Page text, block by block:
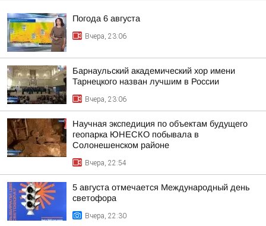
Погода 6 августа
Вчера, 23:06
Барнаульский академический хор имени
Тарнецкого назван лучшим в России
Вчера, 23:06
Научная экспедиция по объектам будущего
геопарка ЮНЕСКО побывала в
Солонешенском районе
Вчера, 22:54
5 августа отмечается Международный день
светофора
Вчера, 22:30